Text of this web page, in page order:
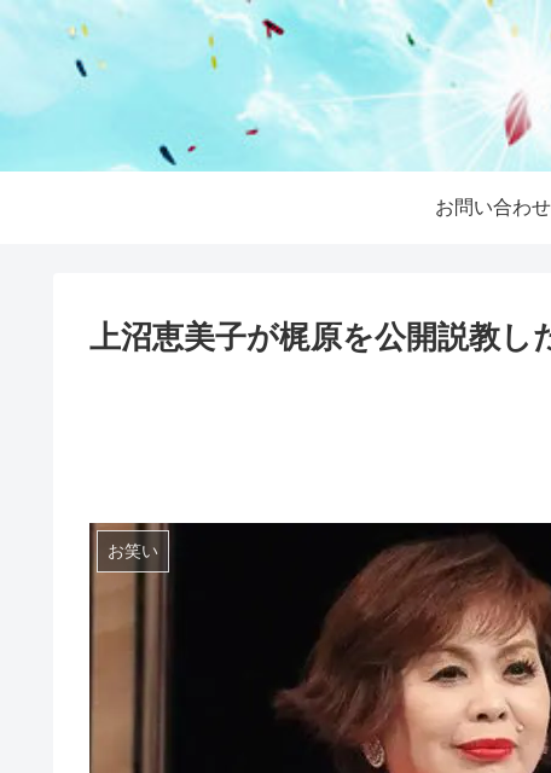
お問い合わせ
上沼恵美子が梶原を公開説教し
お笑い